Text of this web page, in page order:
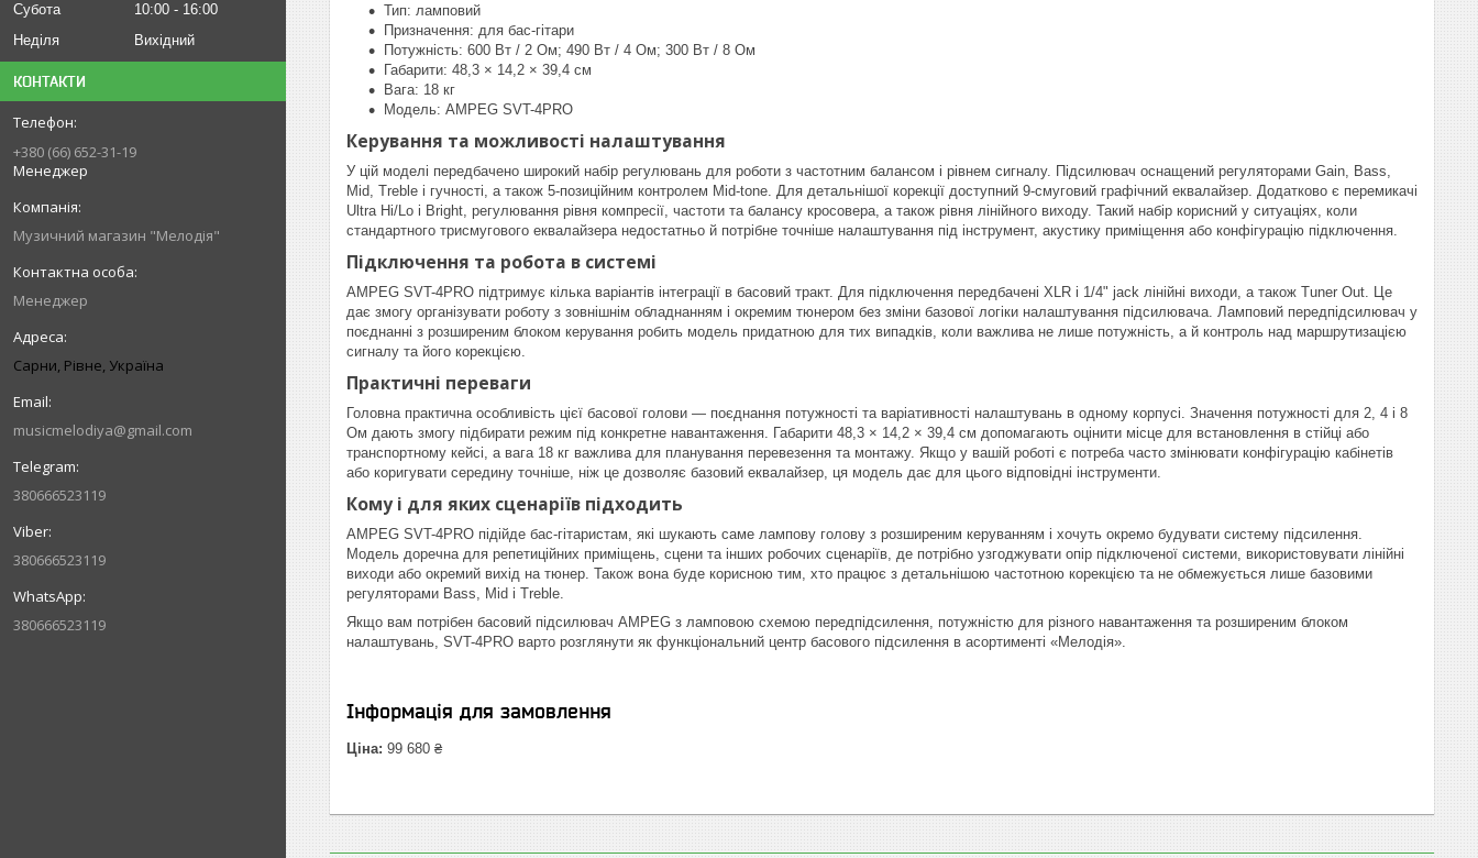
Субота
10:00
16:00
Неділя
Вихідний
КОНТАКТИ
+380 (66) 652-31-19
Менеджер
Музичний магазин "Мелодія"
Менеджер
Сарни, Рівне, Україна
musicmelodiya@gmail.com
380666523119
380666523119
380666523119
Тип: ламповий
Призначення: для бас-гітари
Потужність: 600 Вт / 2 Ом; 490 Вт / 4 Ом; 300 Вт / 8 Ом
Габарити: 48,3 × 14,2 × 39,4 см
Вага: 18 кг
Модель: AMPEG SVT-4PRO
Керування та можливості налаштування
У цій моделі передбачено широкий набір регулювань для роботи з частотним балансом і рівнем сигналу. Підсилювач оснащений регуляторами Gain, Bass,
Mid, Treble і гучності, а також 5-позиційним контролем Mid-tone. Для детальнішої корекції доступний 9-смуговий графічний еквалайзер. Додатково є перемикачі
Ultra Hi/Lo і Bright, регулювання рівня компресії, частоти та балансу кросовера, а також рівня лінійного виходу. Такий набір корисний у ситуаціях, коли
стандартного трисмугового еквалайзера недостатньо й потрібне точніше налаштування під інструмент, акустику приміщення або конфігурацію підключення.
Підключення та робота в системі
AMPEG SVT-4PRO підтримує кілька варіантів інтеграції в басовий тракт. Для підключення передбачені XLR і 1/4" jack лінійні виходи, а також Tuner Out. Це
дає змогу організувати роботу з зовнішнім обладнанням і окремим тюнером без зміни базової логіки налаштування підсилювача. Ламповий передпідсилювач у
поєднанні з розширеним блоком керування робить модель придатною для тих випадків, коли важлива не лише потужність, а й контроль над маршрутизацією
сигналу та його корекцією.
Практичні переваги
Головна практична особливість цієї басової голови — поєднання потужності та варіативності налаштувань в одному корпусі. Значення потужності для 2, 4 і 8
Ом дають змогу підбирати режим під конкретне навантаження. Габарити 48,3 × 14,2 × 39,4 см допомагають оцінити місце для встановлення в стійці або
транспортному кейсі, а вага 18 кг важлива для планування перевезення та монтажу. Якщо у вашій роботі є потреба часто змінювати конфігурацію кабінетів
або коригувати середину точніше, ніж це дозволяє базовий еквалайзер, ця модель дає для цього відповідні інструменти.
Кому і для яких сценаріїв підходить
AMPEG SVT-4PRO підійде бас-гітаристам, які шукають саме лампову голову з розширеним керуванням і хочуть окремо будувати систему підсилення.
Модель доречна для репетиційних приміщень, сцени та інших робочих сценаріїв, де потрібно узгоджувати опір підключеної системи, використовувати лінійні
виходи або окремий вихід на тюнер. Також вона буде корисною тим, хто працює з детальнішою частотною корекцією та не обмежується лише базовими
регуляторами Bass, Mid і Treble.
Якщо вам потрібен басовий підсилювач AMPEG з ламповою схемою передпідсилення, потужністю для різного навантаження та розширеним блоком
налаштувань, SVT-4PRO варто розглянути як функціональний центр басового підсилення в асортименті «Мелодія».
Інформація для замовлення
Ціна: 99 680 ₴